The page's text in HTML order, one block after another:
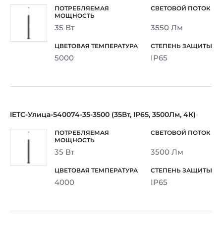
35 Вт 3550 Лм
5000 IP65
IETC-Улица-540074-35-3500 (35Вт, IP65, 3500Лм, 4К)
35 Вт 3500 Лм
4000 IP65